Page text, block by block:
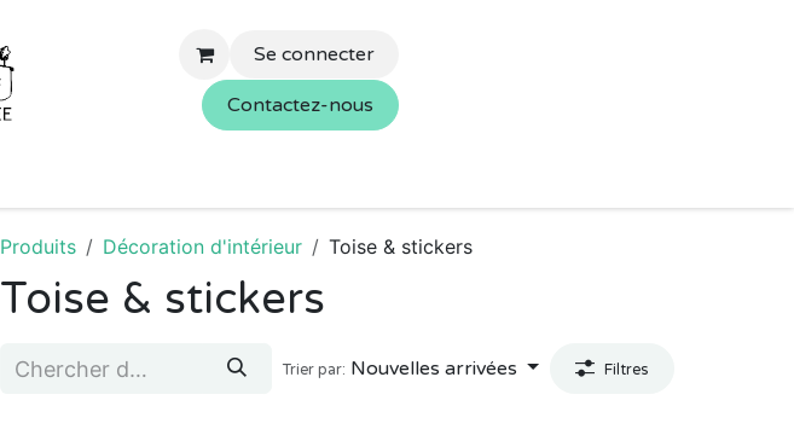
Se connecter
Contactez-nous
Produits Décoration d'intérieur Toise & stickers
Toise & stickers
Trier par: Nouvelles arrivées Filtres